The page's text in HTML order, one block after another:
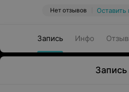
Нет отзывов Оставить
Запись Инфо
Запись